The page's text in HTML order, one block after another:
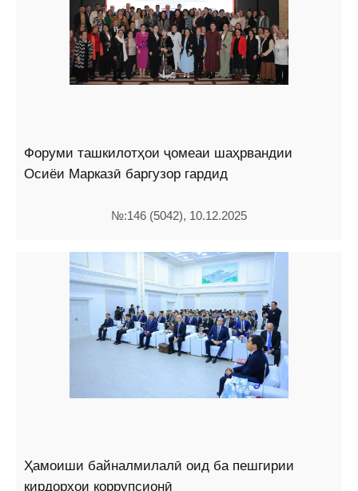
Форуми ташкилотҳои ҷомеаи шаҳрвандии
Осиёи Марказӣ баргузор гардид
№:146 (5042), 10.12.2025
Ҳамоиши байналмилалӣ оид ба пешгирии
кирдорҳои коррупсионӣ